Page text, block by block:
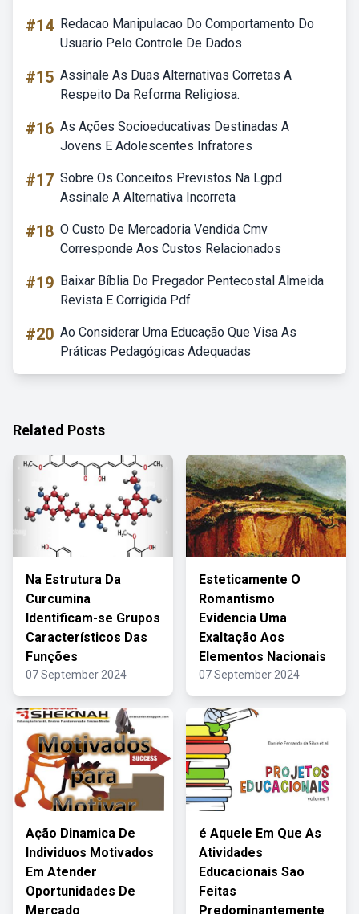
#14 Redacao Manipulacao Do Comportamento Do
Usuario Pelo Controle De Dados
#15 Assinale As Duas Alternativas Corretas A
Respeito Da Reforma Religiosa.
#16 As Ações Socioeducativas Destinadas A
Jovens E Adolescentes Infratores
#17 Sobre Os Conceitos Previstos Na Lgpd
Assinale A Alternativa Incorreta
#18 O Custo De Mercadoria Vendida Cmv
Corresponde Aos Custos Relacionados
#19 Baixar Bíblia Do Pregador Pentecostal Almeida
Revista E Corrigida Pdf
#20 Ao Considerar Uma Educação Que Visa As
Práticas Pedagógicas Adequadas
Related Posts
Na Estrutura Da
Curcumina
Identificam-se Grupos
Característicos Das
Funções
07 September 2024
Esteticamente O
Romantismo
Evidencia Uma
Exaltação Aos
Elementos Nacionais
07 September 2024
Ação Dinamica De
Individuos Motivados
Em Atender
Oportunidades De
Mercado
é Aquele Em Que As
Atividades
Educacionais Sao
Feitas
Predominantemente